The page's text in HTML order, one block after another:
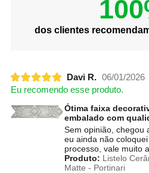
dos clientes
Davi R. 06/01/2026
Eu recomendo esse produto.
Ótima faixa
embalado com
Sem opinião, chegou
eu ainda não
processo, vale muito
Produto: Listelo
Matte - Portinari